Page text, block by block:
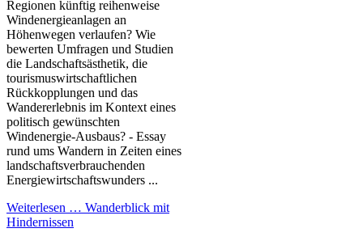
Regionen künftig reihenweise
Windenergieanlagen an
Höhenwegen verlaufen? Wie
bewerten Umfragen und Studien
die Landschaftsästhetik, die
tourismuswirtschaftlichen
Rückkopplungen und das
Wandererlebnis im Kontext eines
politisch gewünschten
Windenergie-Ausbaus? - Essay
rund ums Wandern in Zeiten eines
landschaftsverbrauchenden
Energiewirtschaftswunders ...
Weiterlesen … Wanderblick mit
Hindernissen